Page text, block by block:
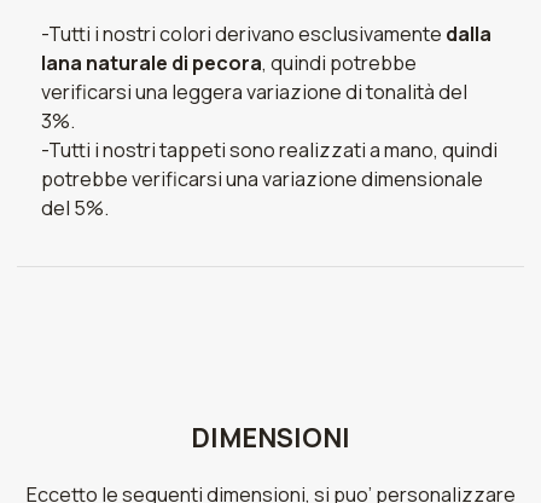
-Tutti i nostri colori derivano esclusivamente dalla
lana naturale di pecora, quindi potrebbe
verificarsi una leggera variazione di tonalità del
3%.
-Tutti i nostri tappeti sono realizzati a mano, quindi
potrebbe verificarsi una variazione dimensionale
del 5%.
DIMENSIONI
Eccetto le seguenti dimensioni, si puo’ personalizzare